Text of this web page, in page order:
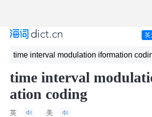
英
time interval
ation coding
英 美